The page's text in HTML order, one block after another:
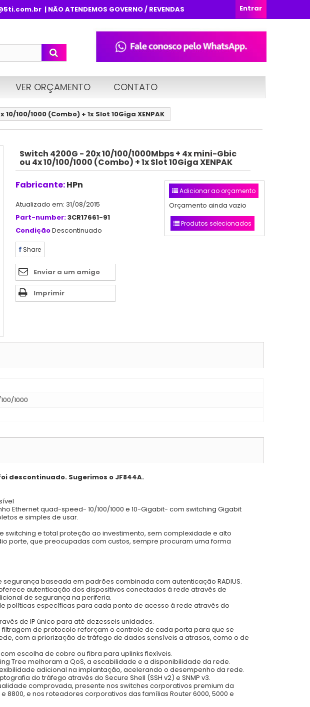
Entrar
| NÃO ATENDEMOS GOVERNO / REVENDAS
VER ORÇAMENTO CONTATO
100/1000 (Combo) + 1x Slot 10Giga XENPAK
Switch 4200G - 20x 10/100/1000Mbps + 4x mini-Gbic
ou 4x 10/100/1000 (Combo) + 1x Slot 10Giga XENPAK
Fabricante:HPn
Atualizado em: 31/08/2015
Part-number:3CR17661-91
CondiçãoDescontinuado
Share
Enviar a um amigo
Imprimir
Adicionar ao orçamento
Orçamento ainda vazio
Produtos selecionados
1000
descontinuado. Sugerimos o JF844A.
Ethernet quad-speed- 10/100/1000 e 10-Gigabit- com switching Gigabit
e simples de usar.
switching e total proteção ao investimento, sem complexidade e alto
porte, que preocupadas com custos, sempre procuram uma forma
segurança baseada em padrões combinada com autenticação RADIUS.
oferece autenticação dos dispositivos conectados à rede através de
de segurança na periferia.
políticas específicas para cada ponto de acesso à rede através do
de IP único para até dezesseis unidades.
de protocolo reforçam o controle de cada porta para que se
com a priorização de tráfego de dados sensíveis a atrasos, como o de
escolha de cobre ou fibra para uplinks flexíveis.
Tree melhoram a QoS, a escabilidade e a disponibilidade da rede.
adicional na implantação, acelerando o desempenho da rede.
do tráfego através do Secure Shell (SSH v2) e SNMP v3.
comprovada, presente nos switches corporativos premium da
8800, e nos roteadores corporativos das famílias Router 6000, 5000 e